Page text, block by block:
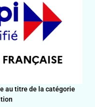
au titre de la catégorie